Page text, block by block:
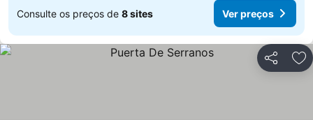
Consulte os preços de 8 sites Ver preços
Partilhar